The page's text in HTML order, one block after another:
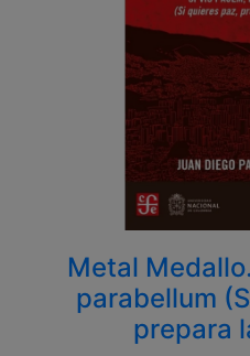
Metal
parabellum
prepara